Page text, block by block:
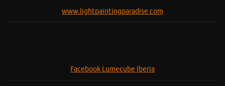
www.lightpaintingparadise.com
Facebook Lumecube Iberia